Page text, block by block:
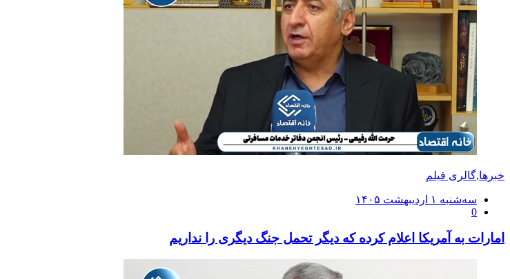
خبرها,گالری فیلم
ارسال
شده
سه‌شنبه ۱ اردیبهشت ۱۴۰۵
0
امارات به آمریکا اعلام کرده که دیگر تحمل جنگ دیگری را نداریم